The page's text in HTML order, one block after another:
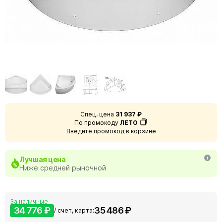
Спец. цена 31 937 ₽
По промокоду ЛЕТО
Введите промокод в корзине
Лучшая цена
Ниже средней рыночной
За наличные
34 776 ₽ / счет, карта:35 486 ₽